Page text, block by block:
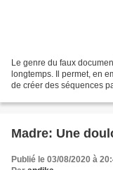
Le genre du faux
longtemps. Il permet, en
de créer des séquences
Madre: Une
Publié le 03/08/2020 à